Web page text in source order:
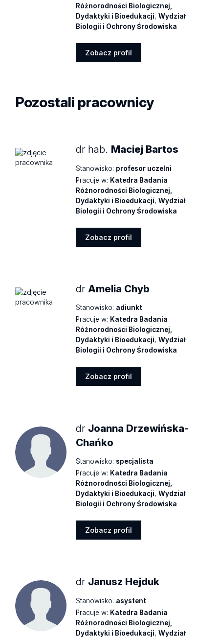
Różnorodności Biologicznej,
Dydaktyki i Bioedukacji,Wydział
Biologii i Ochrony Środowiska
Zobacz profil
Pozostali pracownicy
dr hab. Maciej Bartos
Stanowisko: profesor uczelni
Pracuje w: Katedra Badania
Różnorodności Biologicznej,
Dydaktyki i Bioedukacji,Wydział
Biologii i Ochrony Środowiska
Zobacz profil
drAmelia Chyb
Stanowisko: adiunkt
Pracuje w: Katedra Badania
Różnorodności Biologicznej,
Dydaktyki i Bioedukacji,Wydział
Biologii i Ochrony Środowiska
Zobacz profil
dr Joanna Drzewińska-
Chańko
Stanowisko: specjalista
Pracuje w: Katedra Badania
Różnorodności Biologicznej,
Dydaktyki i Bioedukacji,Wydział
Biologii i Ochrony Środowiska
Zobacz profil
dr Janusz Hejduk
Stanowisko: asystent
Pracuje w: Katedra Badania
Różnorodności Biologicznej,
Dydaktyki i Bioedukacji,Wydział